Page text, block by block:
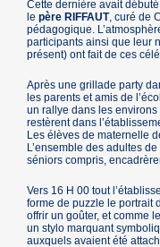
Cette dernière avait
lepère RIFFAUT, curé de
pédagogique.
participants ainsi que leur
présent) ont fait de ces
Après une grillade party
les parents et amis de
un rallye dans les
restèrent dans
Les élèves de maternelle
L’ensemble des adultes
séniors compris,
Vers 16 H 00 tout
forme de puzzle le portrait
offrir un goûter, et comme
un stylo marquant
auxquels avaient été